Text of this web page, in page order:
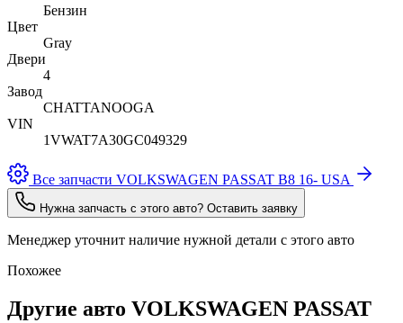
Бензин
Цвет
Gray
Двери
4
Завод
CHATTANOOGA
VIN
1VWAT7A30GC049329
Все запчасти VOLKSWAGEN PASSAT B8 16- USA
Нужна запчасть с этого авто? Оставить заявку
Менеджер уточнит наличие нужной детали с этого авто
Похожее
Другие авто VOLKSWAGEN PASSAT